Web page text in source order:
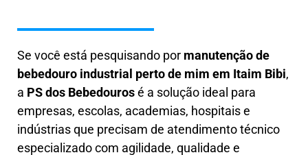
Se você está pesquisando por manutenção de
bebedouro industrial perto de mim em Itaim Bibi,
a PS dos Bebedourosé a solução ideal para
empresas, escolas, academias, hospitais e
indústrias que precisam de atendimento técnico
especializado com agilidade, qualidade e